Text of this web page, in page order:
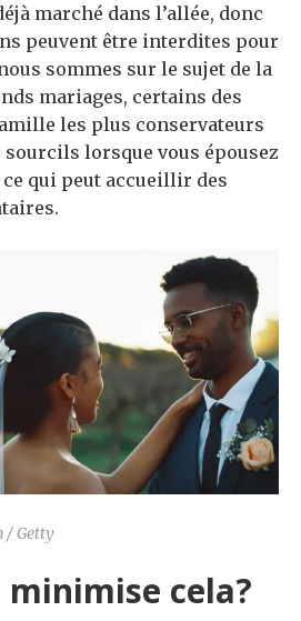
marché dans l’allée, donc
peuvent être interdites pour
sommes sur le sujet de la
mariages, certains des
les plus conservateurs
lorsque vous épousez
qui peut accueillir des
/ Getty
minimise cela?